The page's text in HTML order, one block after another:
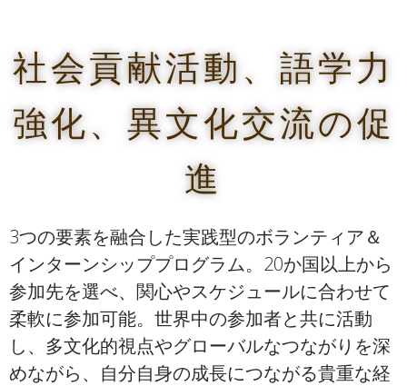
社会貢献活動、語学力
強化、異文化交流の促
進
3つの要素を融合した実践型のボランティア＆
インターンシッププログラム。20か国以上から
参加先を選べ、関心やスケジュールに合わせて
柔軟に参加可能。世界中の参加者と共に活動
し、多文化的視点やグローバルなつながりを深
めながら、自分自身の成長につながる貴重な経